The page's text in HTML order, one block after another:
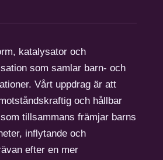
katalysator och
som samlar barn- och
Vårt uppdrag är att
och hållbar
tillsammans främjar barns
inflytande och
efter en mer